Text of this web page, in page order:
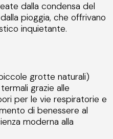
dalla condensa del
pioggia, che offrivano
inquietante.
grotte naturali)
grazie alle
per le vie respiratorie e
di benessere al
moderna alla